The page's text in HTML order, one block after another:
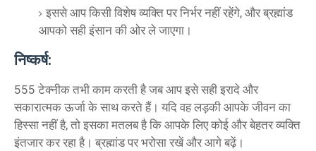
इससे आप किसी विशेष व्यक्ति पर निर्भर नहीं रहेंगे, और ब्रह्मांड
आपको सही इंसान की ओर ले जाएगा।
निष्कर्ष:
555 टेक्नीक तभी काम करती है जब आप इसे सही इरादे और
सकारात्मक ऊर्जा के साथ करते हैं। यदि वह लड़की आपके जीवन का
हिस्सा नहीं है, तो इसका मतलब है कि आपके लिए कोई और बेहतर व्यक्ति
इंतजार कर रहा है। ब्रह्मांड पर भरोसा रखें और आगे बढ़ें।